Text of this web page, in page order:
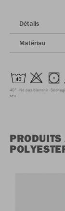
Détails
Matériau
40° Ne pas blanchir
sec